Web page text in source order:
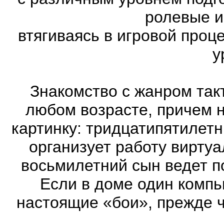
ролевые
втягиваясь в игровой
Знакомство с жанром
любом возрасте, причем
картинку:
организует работу
восьмилетний сын ведет
Если в доме один
настоящие «бои», прежде